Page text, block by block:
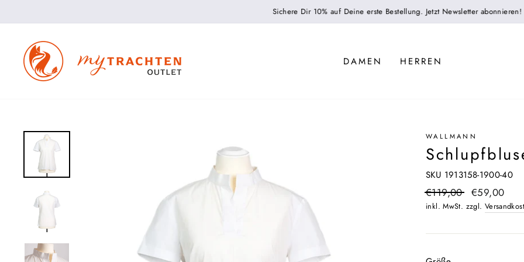
zum
Sichere Dir 10% auf Deine erste Bestellung. Jetzt Newsletter abonnieren!
DAMEN HERREN
WALLMANN
SKU 1913158-1900-40
Normaler
Preis
€119,00 Sonderpreis
€59,00
inkl. MwSt. zzgl.